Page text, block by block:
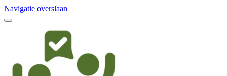
Navigatie overslaan